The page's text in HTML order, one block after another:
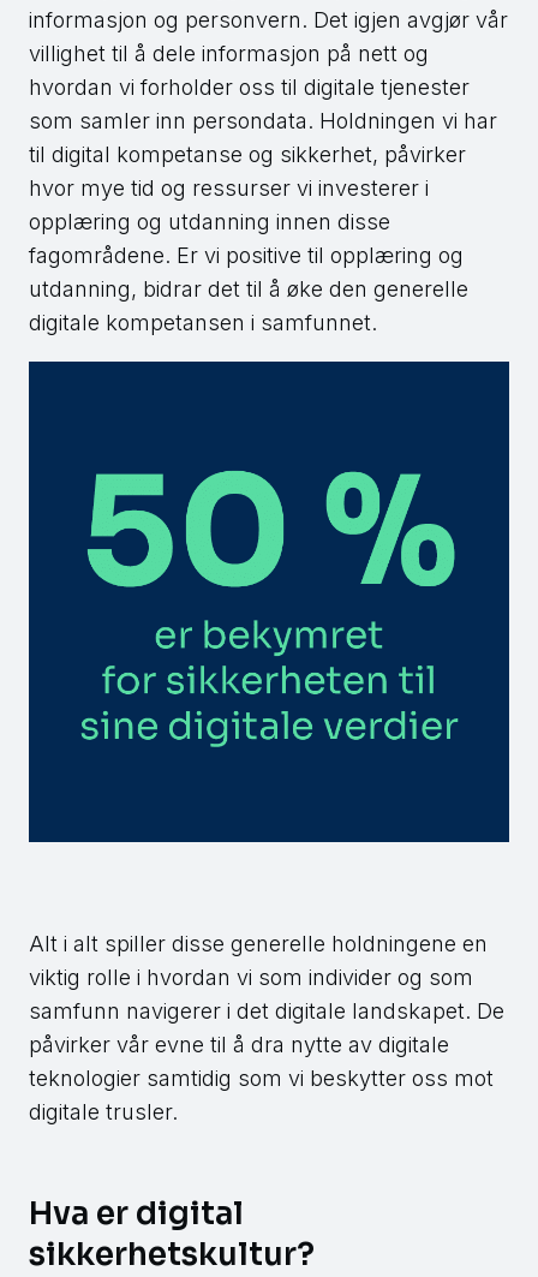
informasjon og personvern. Det igjen avgjør vår
villighet til å dele informasjon på nett og
hvordan vi forholder oss til digitale tjenester
som samler inn persondata. Holdningen vi har
til digital kompetanse og sikkerhet, påvirker
hvor mye tid og ressurser vi investerer i
opplæring og utdanning innen disse
fagområdene. Er vi positive til opplæring og
utdanning, bidrar det til å øke den generelle
digitale kompetansen i samfunnet.
Alt i alt spiller disse generelle holdningene en
viktig rolle i hvordan vi som individer og som
samfunn navigerer i det digitale landskapet. De
påvirker vår evne til å dra nytte av digitale
teknologier samtidig som vi beskytter oss mot
digitale trusler.
Hva er digital
sikkerhetskultur?